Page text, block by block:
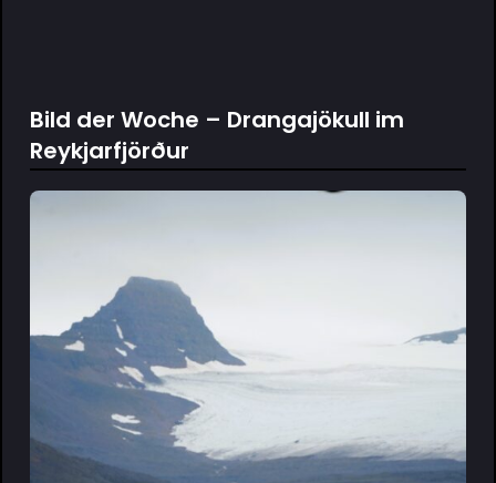
Bild der Woche – Drangajökull im
Reykjarfjörður